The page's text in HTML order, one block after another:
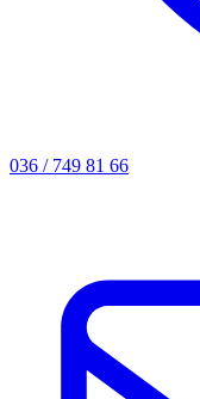
036 / 749 81 66